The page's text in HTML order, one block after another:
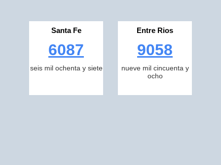
Santa Fe
6087
seis mil ochenta y siete
Entre Rios
9058
nueve mil cincuenta y
ocho